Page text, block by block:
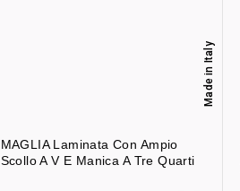
MAGLIA Laminata Con Ampio
Scollo A V E Manica A Tre Quarti
Made in Italy